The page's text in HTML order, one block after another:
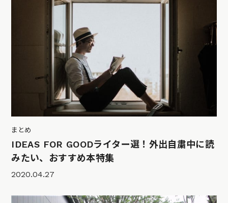
まとめ
IDEAS FOR GOODライター選！外出自粛中に読
みたい、おすすめ本特集
2020.04.27